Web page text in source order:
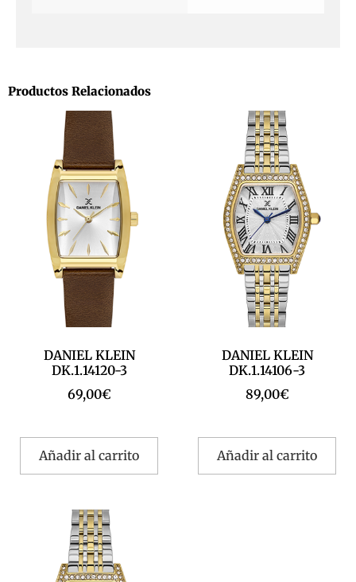
Productos Relacionados
DANIEL KLEIN
DK.1.14120-3
69,00€
Añadir al carrito
DANIEL KLEIN
DK.1.14106-3
89,00€
Añadir al carrito